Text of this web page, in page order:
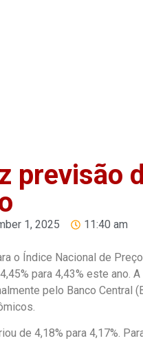
previsão
1, 2025 11:40 am
o Índice Nacional de
para 4,43% este ano.
pelo Banco Central
de 4,18% para 4,17%.